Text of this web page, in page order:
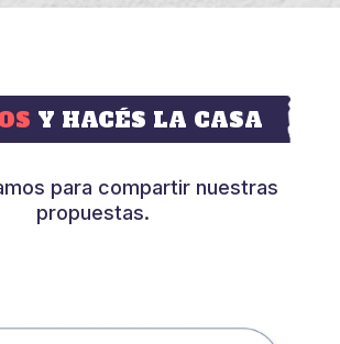
Y HACÉS LA CASA
para compartir nuestras
propuestas.